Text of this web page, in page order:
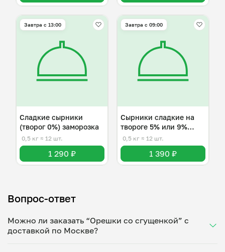
Завтра c 13:00
Сладкие сырники
(творог 0%) заморозка
0,5 кг ≈ 12 шт.
1 290 ₽
Завтра c 09:00
Сырники сладкие на
твороге 5% или 9%
жирности
0,5 кг ≈ 12 шт.
1 390 ₽
Вопрос-ответ
Можно ли заказать “Орешки со сгущенкой” с
доставкой по Москве?